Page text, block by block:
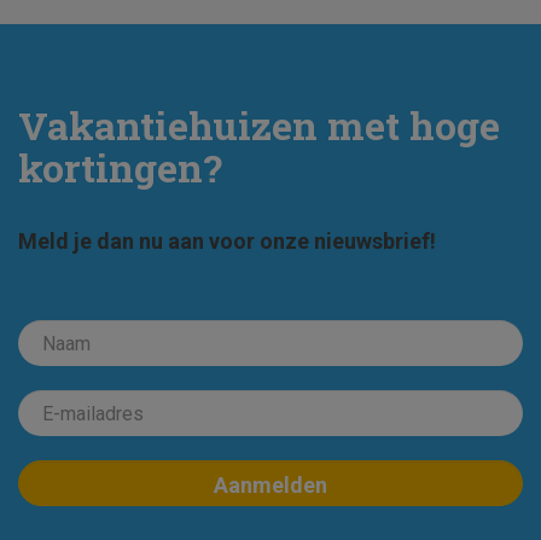
Vakantiehuizen met hoge
kortingen?
Meld je dan nu aan voor onze nieuwsbrief!